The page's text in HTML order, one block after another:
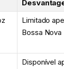
Limitado
Bossa Nova
Disponível